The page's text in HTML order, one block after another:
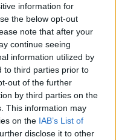
information for
the below opt-out
note that after your
continue seeing
information utilized by
to third parties prior to
out of the further
by third parties on the
This information may
on the IAB’s List of
disclose it to other
Seuraava artikkeli
TPS pelasi yli 10 sekuntia